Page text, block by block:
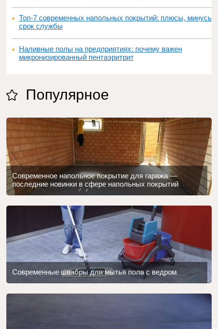
Топ‑7 современных напольных покрытий: плюсы, минусы,
срок службы
Наливные полы на предприятиях: почему важен
микронизированный пентаэритрит
Популярное
Современное напольное покрытие для гаража —
последние новинки в сфере напольных покрытий
Современные швабры для мытья пола с ведром